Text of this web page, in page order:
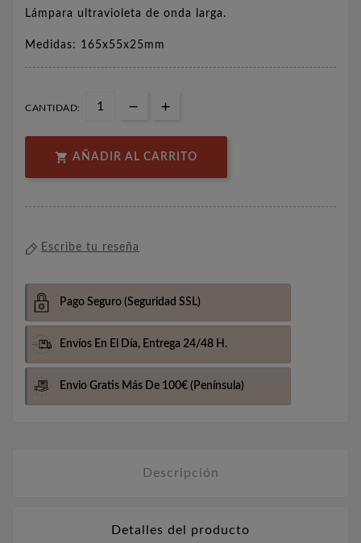
Lámpara ultravioleta de onda larga.
Medidas: 165x55x25mm
CANTIDAD:
 AÑADIR AL CARRITO
Escribe tu reseña
Pago Seguro (Seguridad SSL)
Envíos En El Día, Entrega 24/48 H.
Envio Gratis Más De 100€ (Península)
Descripción
Detalles del producto